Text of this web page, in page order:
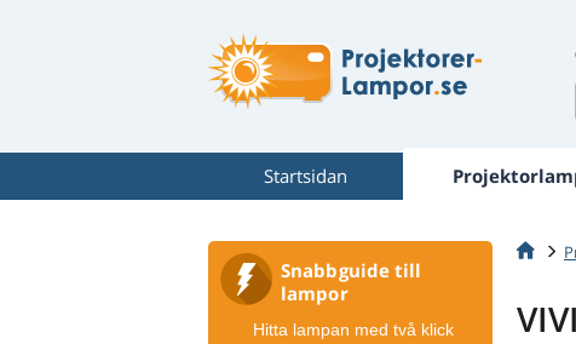
Startsidan
Snabbguide till
lampor
Hitta lampan med två klick